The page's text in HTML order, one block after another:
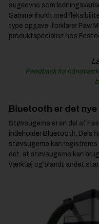
sugeevne som
Sammenholdt med
type opgave, forklarer Paw
produktspecialist hos
Feedback fra
Bluetooth er det
Støvsugerne er en del af
indeholder Bluetooth. Dels
støvsugerne kan
det, at støvsugerne kan
værktøj og blandt andet